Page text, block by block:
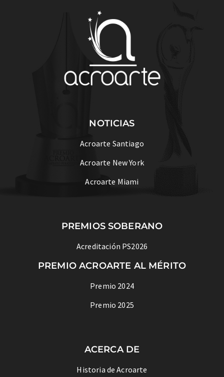
NOTICIAS
Acroarte Santiago
Acroarte New York
Acroarte Miami
PREMIOS SOBERANO
Acreditación PS2026
PREMIO ACROARTE AL MÉRITO
Premio 2024
Premio 2025
ACERCA DE
Historia de Acroarte